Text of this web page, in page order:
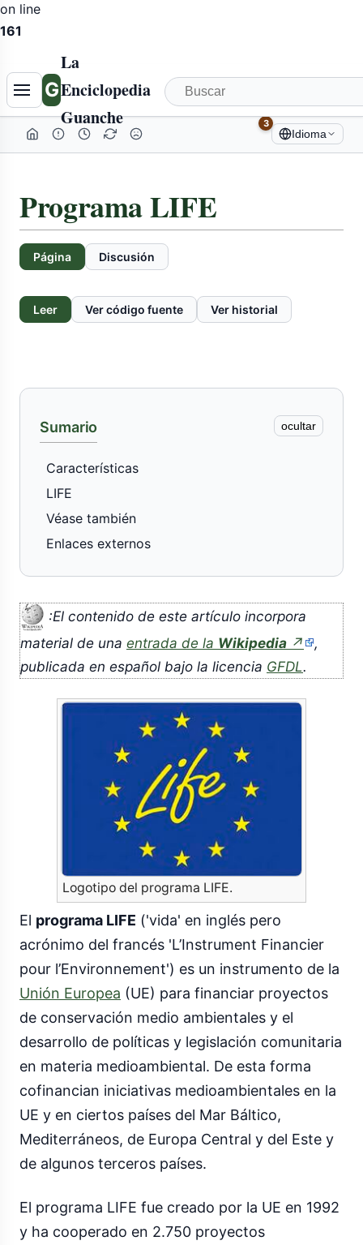
on line
161
G
La
Enciclopedia
Guanche
3
Idioma
Programa LIFE
Página Discusión
Leer Ver código fuente Ver historial
Sumario ocultar
Características
LIFE
Véase también
Enlaces externos
:El contenido de este artículo incorpora
material de una entrada de la Wikipedia ↗(enlace
externo)
,
publicada en español bajo la licencia GFDL.
Logotipo del programa LIFE.
El programa LIFE ('vida' en inglés pero
acrónimo del francés 'L’Instrument Financier
pour l’Environnement') es un instrumento de la
Unión Europea (UE) para financiar proyectos
de conservación medio ambientales y el
desarrollo de políticas y legislación comunitaria
en materia medioambiental. De esta forma
cofinancian iniciativas medioambientales en la
UE y en ciertos países del Mar Báltico,
Mediterráneos, de Europa Central y del Este y
de algunos terceros países.
El programa LIFE fue creado por la UE en 1992
y ha cooperado en 2.750 proyectos